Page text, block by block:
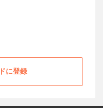
に登録